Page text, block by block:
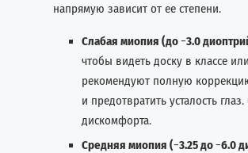
напрямую зависит от ее степени.
Слабая миопия (до−3.0
чтобы видеть доску в классе
рекомендуют полную
и предотвратить усталость
дискомфорта.
Средняя миопия (−3.25 до−6.0